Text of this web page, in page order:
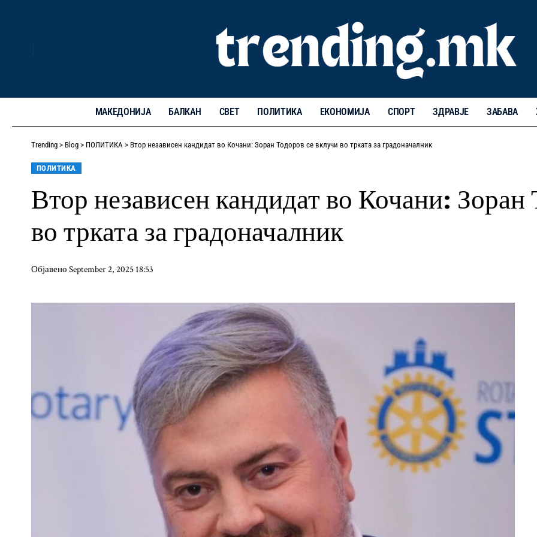
МАКЕДОНИЈА БАЛКАН СВЕТ ПОЛИТИКА ЕКОНОМИЈА СПОРТ ЗДРАВЈЕ ЗАБАВА
Trending > Blog > ПОЛИТИКА > Втор независен кандидат во Кочани: Зоран Тодоров се вклучи во трката за градоначалник
ПОЛИТИКА
Втор независен кандидат во Кочани: Зоран
во трката за градоначалник
Објавено September 2, 2025 18:53